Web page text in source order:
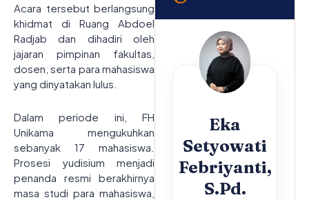
Acara tersebut berlangsung
khidmat di Ruang Abdoel
Radjab dan dihadiri oleh
jajaran pimpinan fakultas,
dosen, serta para mahasiswa
yang dinyatakan lulus.
Dalam periode ini, FH
Unikama mengukuhkan
sebanyak 17 mahasiswa.
Prosesi yudisium menjadi
penanda resmi berakhirnya
masa studi para mahasiswa,
Eka
Setyowati
Febriyanti,
S.Pd.